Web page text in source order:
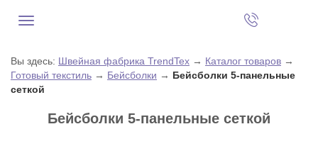
Вы здесь: Швейная фабрика TrendTex → Каталог товаров →
Готовый текстиль → Бейсболки → Бейсболки 5-панельные
сеткой
Бейсболки 5-панельные сеткой